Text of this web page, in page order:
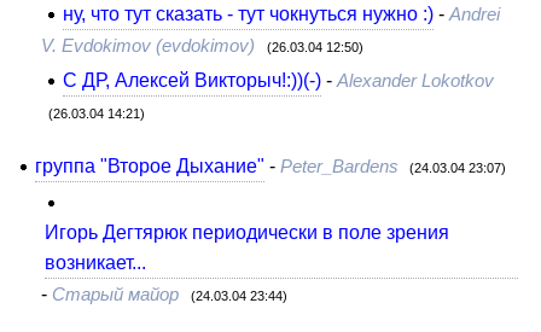
ну, что тут сказать - тут чокнуться нужно :) -Andrei
V. Evdokimov (evdokimov)
(26.03.04 12:50)
С ДР, Алексей Викторыч!:))(-) -Alexander Lokotkov
(26.03.04 14:21)
группа "Второе Дыхание" - Peter_Bardens (24.03.04 23:07)
Игорь Дегтярюк периодически в поле зрения
возникает...
- Старый майор (24.03.04 23:44)